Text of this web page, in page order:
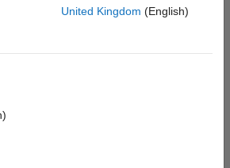
United Kingdom (English)